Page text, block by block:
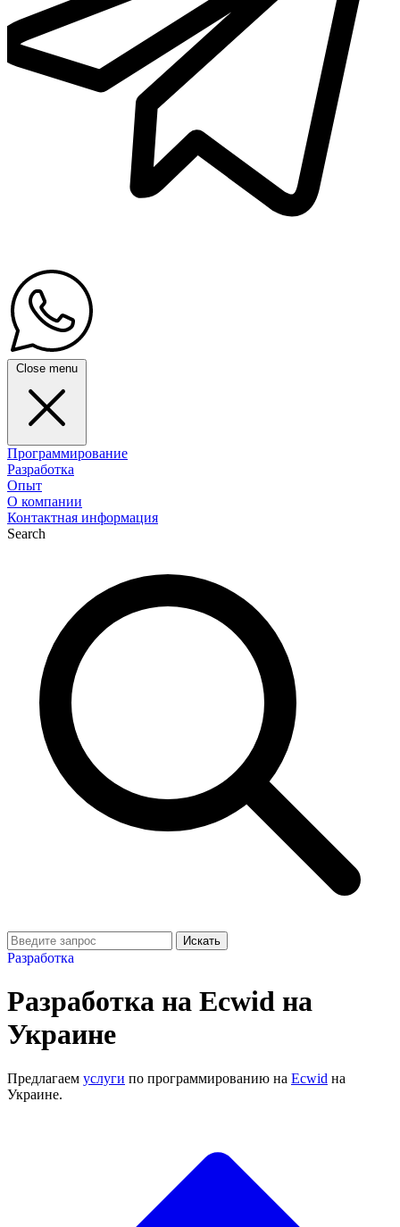
Close menu
Программирование
Разработка
Опыт
О компании
Контактная информация
Search
Искать
Разработка
Разработка на Ecwid на
Украине
Предлагаем услуги по программированию на Ecwid на
Украине.